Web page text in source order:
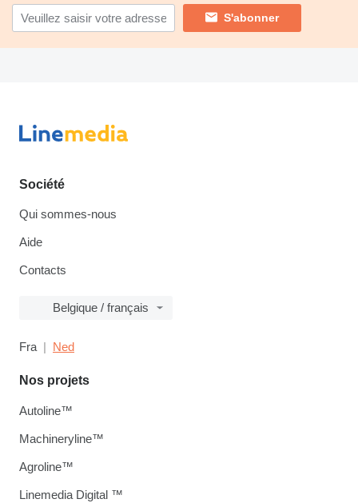
S'abonner
Société
Qui sommes-nous
Aide
Contacts
Belgique / français
Fra Ned
Nos projets
Autoline™
Machineryline™
Agroline™
Linemedia Digital ™